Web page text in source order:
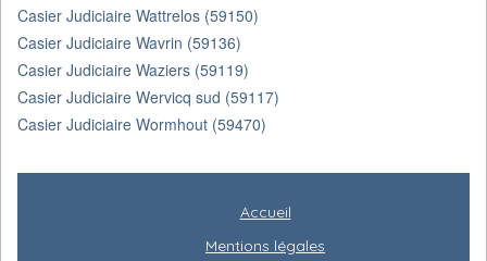
Casier Judiciaire Wattrelos (59150)
Casier Judiciaire Wavrin (59136)
Casier Judiciaire Waziers (59119)
Casier Judiciaire Wervicq sud (59117)
Casier Judiciaire Wormhout (59470)
Accueil
Mentions légales